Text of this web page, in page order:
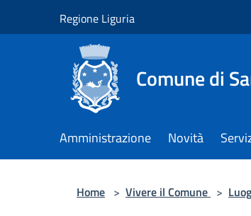
Regione Liguria
Comune di
Amministrazione Novità
Home > Vivere il Comune >